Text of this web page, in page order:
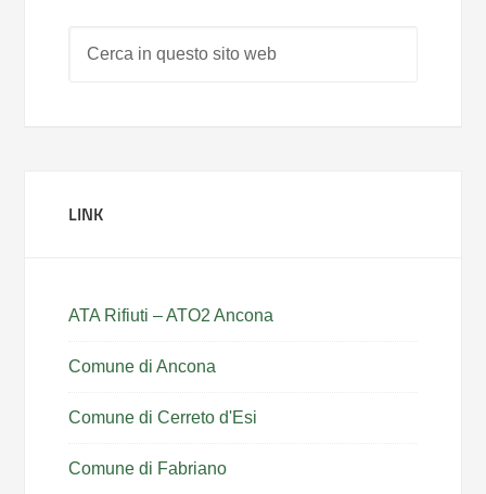
LINK
ATA Rifiuti – ATO2 Ancona
Comune di Ancona
Comune di Cerreto d'Esi
Comune di Fabriano